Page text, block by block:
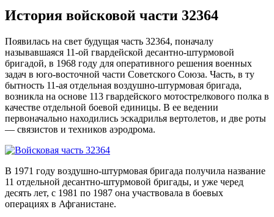
История войсковой части 32364
Появилась на свет будущая часть 32364, поначалу
называвшаяся 11-ой гвардейской десантно-штурмовой
бригадой, в 1968 году для оперативного решения военных
задач в юго-восточной части Советского Союза. Часть, в ту
бытность 11-ая отдельная воздушно-штурмовая бригада,
возникла на основе 113 гвардейского мотострелкового полка в
качестве отдельной боевой единицы. В ее ведении
первоначально находились эскадрилья вертолетов, и две роты
— связистов и техников аэродрома.
В 1971 году воздушно-штурмовая бригада получила название
11 отдельной десантно-штурмовой бригады, и уже черед
десять лет, с 1981 по 1987 она участвовала в боевых
операциях в Афганистане.